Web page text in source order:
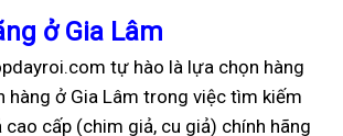
ở Gia Lâm
tự hào là lựa chọn hàng
hàng ở Gia Lâm trong việc tìm kiếm
cấp (chim giả, cu giả) chính hãng